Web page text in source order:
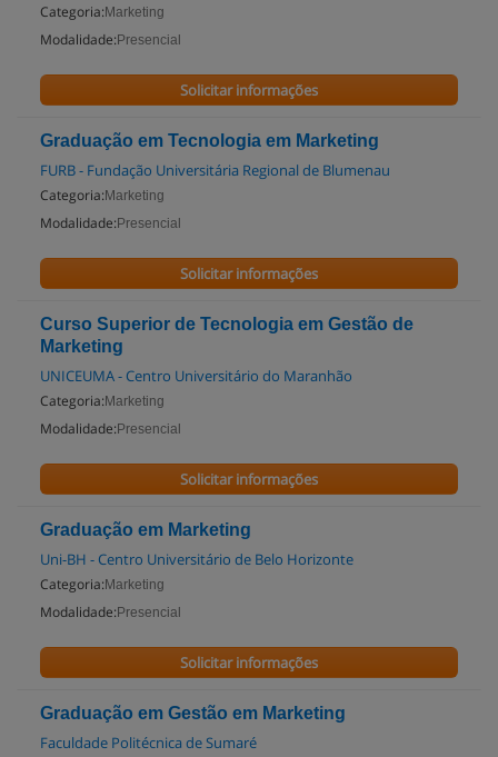
Categoria: Marketing
Modalidade: Presencial
Solicitar informações
Graduação em Tecnologia em Marketing
FURB - Fundação Universitária Regional de Blumenau
Categoria: Marketing
Modalidade: Presencial
Solicitar informações
Curso Superior de Tecnologia em Gestão de
Marketing
UNICEUMA - Centro Universitário do Maranhão
Categoria: Marketing
Modalidade: Presencial
Solicitar informações
Graduação em Marketing
Uni-BH - Centro Universitário de Belo Horizonte
Categoria: Marketing
Modalidade: Presencial
Solicitar informações
Graduação em Gestão em Marketing
Faculdade Politécnica de Sumaré